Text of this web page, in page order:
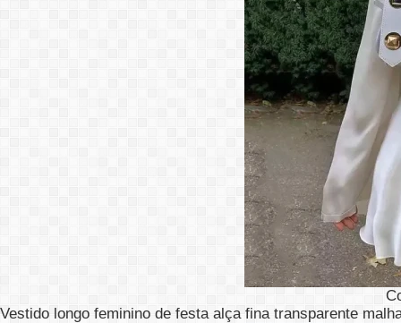
Vestido longo feminino de festa alça fina transparente